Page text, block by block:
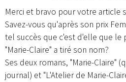
Merci et bravo pour votre article
Savez-vous qu'après son prix
tel succès que c'est d'elle que le
"Marie-Claire" a tiré son nom?
Ses deux romans, "Marie-Claire"
journal) et "L'Atelier de Marie-